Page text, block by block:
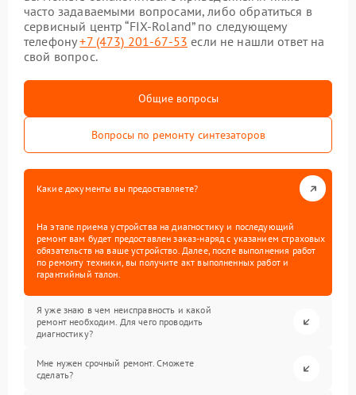
часто задаваемыми вопросами, либо обратиться в
сервисный центр “FIX-Roland” по следующему
телефону+7 (473) 201-67-53 если не нашли ответ на
свой вопрос.
Общие вопросы
Вопросы по ремонту синтезаторов
Какие документы вы предоставляете?
На этапе приема устройства на диагностику и последующий
ремонт вам будет предоставлен заказ-наряд с указанием страховых
обязательств на ваше устройство. Далее, после выполнения работ
по ремонту техники, вы получите акт выполненных работ и
гарантийный талон.
Я уже знаю в чем неисправность и какой
ремонт необходим. Для чего проводить
диагностику?
Мне нужен срочный ремонт. Сможете
сделать?